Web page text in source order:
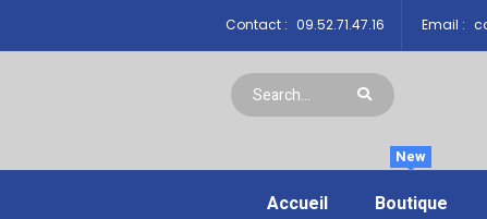
Contact : 09.52.71.47.16 Email :
Accueil Boutique
New